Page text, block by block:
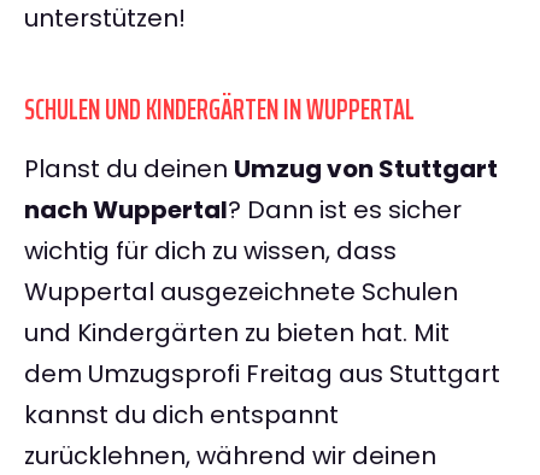
unterstützen!
SCHULEN UND KINDERGÄRTEN IN WUPPERTAL
Planst du deinen Umzug von Stuttgart
nach Wuppertal? Dann ist es sicher
wichtig für dich zu wissen, dass
Wuppertal ausgezeichnete Schulen
und Kindergärten zu bieten hat. Mit
dem Umzugsprofi Freitag aus Stuttgart
kannst du dich entspannt
zurücklehnen, während wir deinen